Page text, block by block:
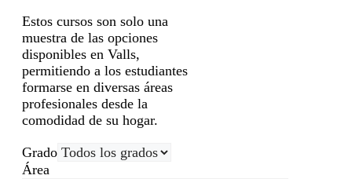
Estos cursos son solo una
muestra de las opciones
disponibles en Valls,
permitiendo a los estudiantes
formarse en diversas áreas
profesionales desde la
comodidad de su hogar.
Grado
Área